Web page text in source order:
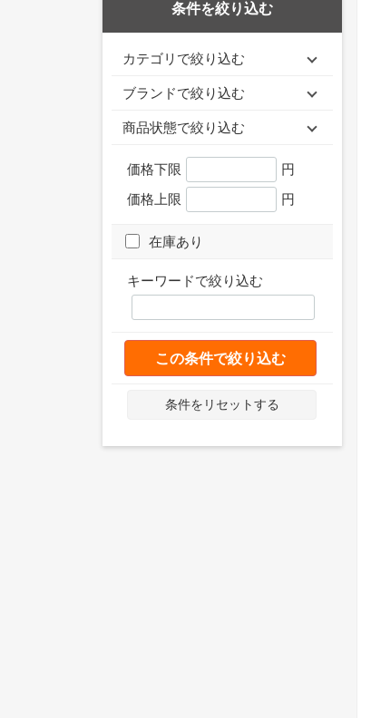
条件を絞り込む
カテゴリで絞り込む
ブランドで絞り込む
商品状態で絞り込む
価格下限
円
価格上限
円
在庫あり
キーワードで絞り込む
この条件で絞り込む
条件をリセットする